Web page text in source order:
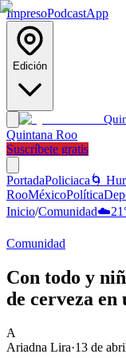
ImpresoPodcastApp
Edición
Quintana Roo
Suscríbete gratis
PortadaPoliciaca 🌀
RooMéxicoPolítica
Inicio/Comunidad☁️21
Comunidad
Con todo y
de cerveza
A
Ariadna Lira·13 de